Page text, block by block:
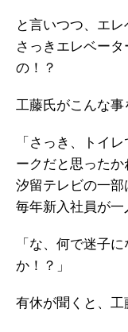
と言いつつ、エレ
さっきエレベー
の！？
工藤氏がこんな事
「さっき、トイ
ークだと思ったか
汐留テレビの一部
毎年新入社員が一
「な、何で迷子
か！？」
有休が聞くと、工